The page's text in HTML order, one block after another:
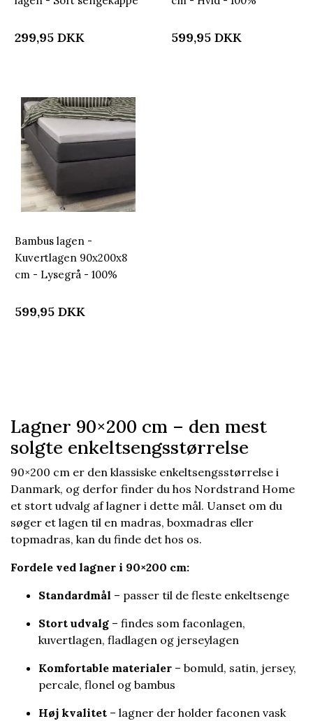
299,95 DKK
til topmadras
599,95 DKK
Bambus lagen -
Kuvertlagen 90x200x8
cm - Lysegrå - 100%
til topmadras
599,95 DKK
Lagner 90×200 cm – den mest
solgte enkeltsengsstørrelse
90×200 cm er den klassiske enkeltsengsstørrelse i
Danmark, og derfor finder du hos Nordstrand Home
et stort udvalg af lagner i dette mål. Uanset om du
søger et lagen til en madras, boxmadras eller
topmadras, kan du finde det hos os.
Fordele ved lagner i 90×200 cm:
Standardmål – passer til de fleste enkeltsenge
Stort udvalg – findes som faconlagen,
kuvertlagen, fladlagen og jerseylagen
Komfortable materialer – bomuld, satin, jersey,
percale, flonel og bambus
Høj kvalitet – lagner der holder faconen vask